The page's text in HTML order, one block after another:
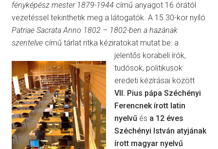
fényképész mester 1879-1944 című anyagot 16 órától
vezetéssel tekinthetik meg a látogatók. A 15.30-kor nyíló
Patriae Sacrata Anno 1802 – 1802-ben a hazának
szentelve című tárlat ritka kéziratokat mutat be: a
jelentős korabeli írók,
tudósok, politikusok
eredeti kézírásai között
VII. Pius pápa Széchényi
Ferencnek írott latin
nyelvű és a 12 éves
Széchényi István atyjának
írott magyar nyelvű